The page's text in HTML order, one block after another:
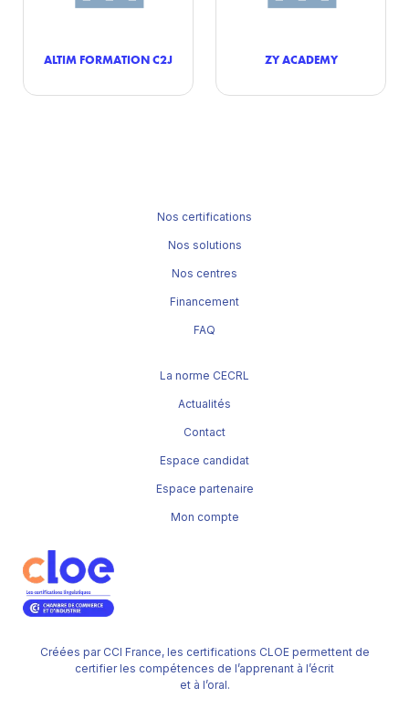
ALTIM FORMATION C2J ZY ACADEMY
Créées par CCI France, les certifications CLOE permettent de
certifier les compétences de l’apprenant à l’écrit
et à l’oral.
Nos certifications
Nos solutions
Nos centres
Financement
FAQ
La norme CECRL
Actualités
Contact
Espace candidat
Espace partenaire
Mon compte